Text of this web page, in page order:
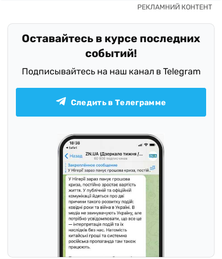
Оставайтесь в курсе последних
событий!
Подписывайтесь на наш канал в Telegram
Следить в Телеграмме